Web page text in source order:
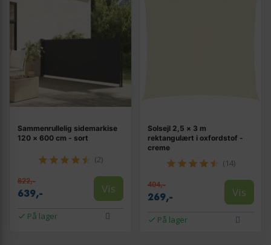
Sammenrullelig sidemarkise
120 × 600 cm - sort
(2)
822,-
639,- Vis
På lager
Solsejl 2,5 × 3 m
rektangulært i oxfordstof -
creme
(14)
404,-
269,- Vis
På lager